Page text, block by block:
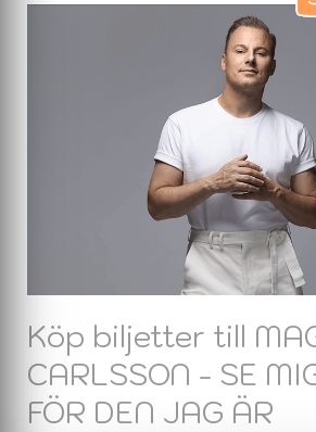
Köp biljetter till
CARLSSON - SE
FÖR DEN JAG ÄR